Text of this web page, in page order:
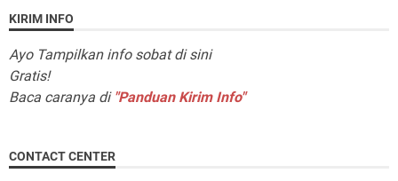
KIRIM INFO
Ayo Tampilkan info sobat di sini
Gratis!
Baca caranya di "Panduan Kirim Info"
CONTACT CENTER